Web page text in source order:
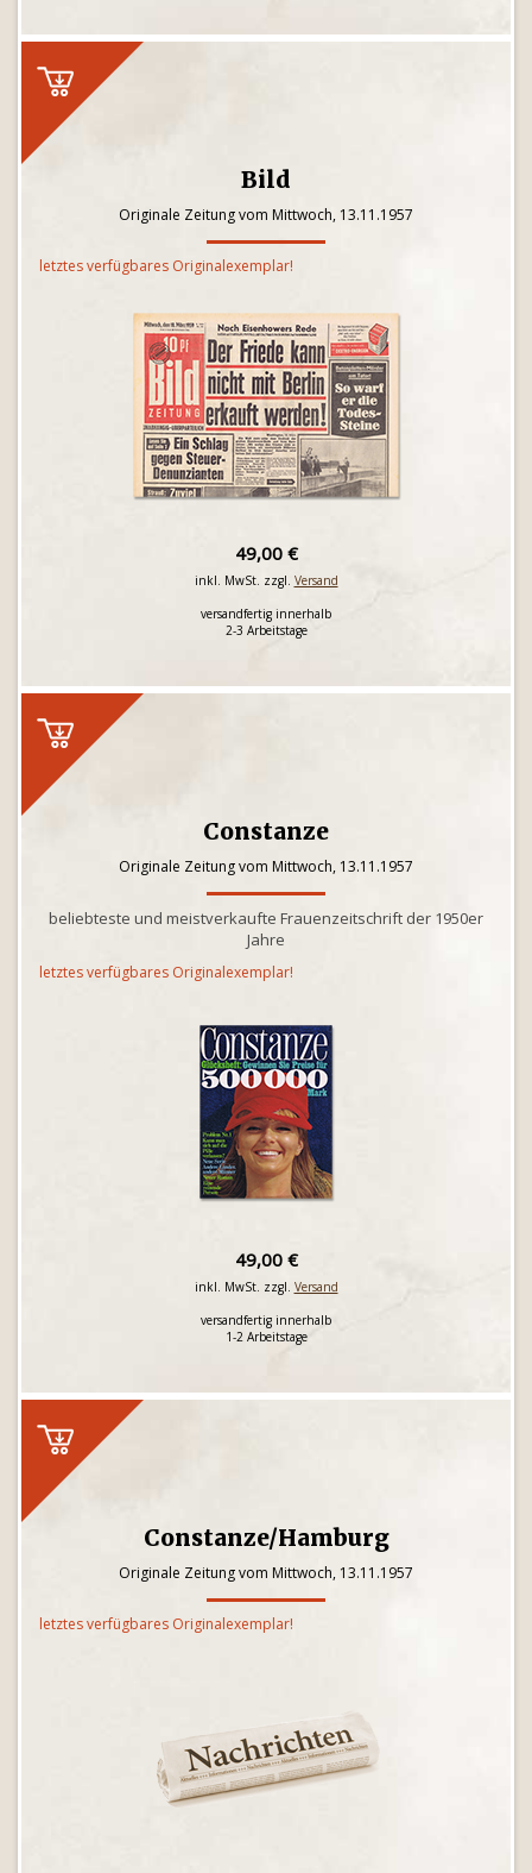
Bild
Originale Zeitung vom Mittwoch, 13.11.1957
letztes verfügbares Originalexemplar!
49,00 €
inkl. MwSt. zzgl. Versand
versandfertig innerhalb
2-3 Arbeitstage
Constanze
Originale Zeitung vom Mittwoch, 13.11.1957
beliebteste und meistverkaufte Frauenzeitschrift der 1950er
Jahre
letztes verfügbares Originalexemplar!
49,00 €
inkl. MwSt. zzgl. Versand
versandfertig innerhalb
1-2 Arbeitstage
Constanze/Hamburg
Originale Zeitung vom Mittwoch, 13.11.1957
letztes verfügbares Originalexemplar!